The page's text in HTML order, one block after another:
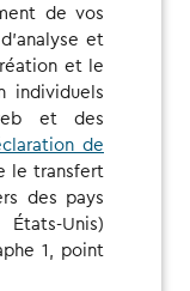
des bornes de
vous trouvez ou
d’effectuer
prises, de la
de vos
et
et le
individuels
et des
de
le transfert
des pays
Unis)
1, point